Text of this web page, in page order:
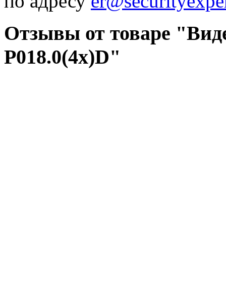
Отзывы от товаре
P018.0(4x)D"